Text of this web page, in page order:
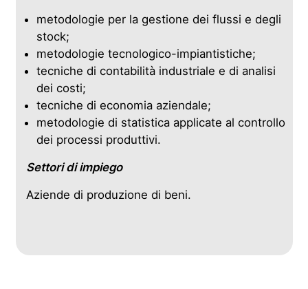
metodologie per la gestione dei flussi e degli
stock;
metodologie tecnologico-impiantistiche;
tecniche di contabilità industriale e di analisi
dei costi;
tecniche di economia aziendale;
metodologie di statistica applicate al controllo
dei processi produttivi.
Settori di impiego
Aziende di produzione di beni.